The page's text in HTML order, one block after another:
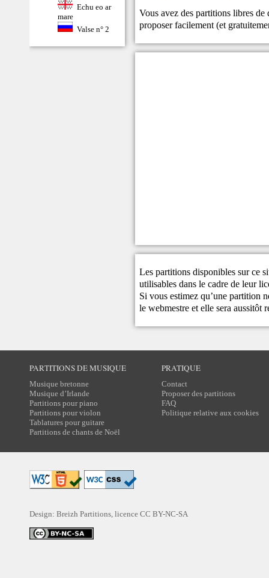
Echu eo ar
mare
Valse n° 2
Vous avez des partitions libres
proposer facilement (et
Les partitions disponibles sur ce
utilisables dans le cadre de leur
Si vous estimez qu’une partition
lewebmestre et elle sera aussitôt
PARTITIONS DE MUSIQUE
Musique bretonne
Musique d’Irlande
Partitions pour piano
Partitions pour violon
Tablatures pour guitare
Partitions de chants de Noël
PRATIQUE
Contact
Proposer des partitions
FAQ
Politique relative aux cookies
Design: Breizh Partitions, licence CC BY-NC-SA